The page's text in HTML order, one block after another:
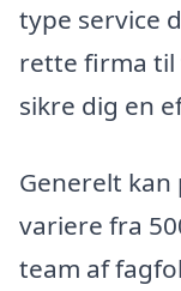
type service
rette firma til
sikre dig en
Generelt
variere fra
team af